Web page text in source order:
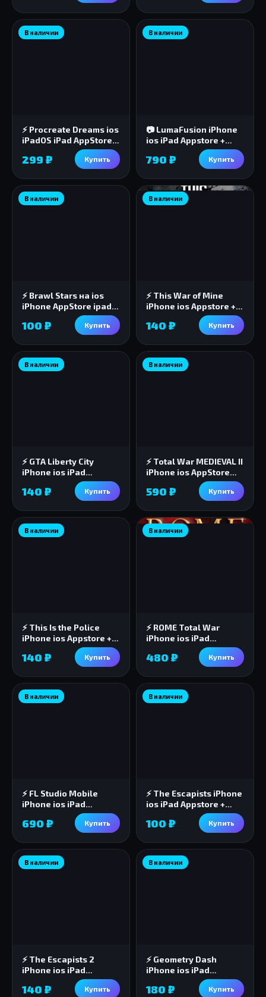
В наличии
⚡️ Procreate Dreams ios
iPadOS iPad AppStore +
299 ₽ Купить
В наличии
📷 LumaFusion iPhone
ios iPad Appstore +
ПОДАРОК 🎁🎈
790 ₽ Купить
В наличии
⚡️ Brawl Stars на ios
iPhone AppStore ipad +
100 ₽ Купить
В наличии
⚡️ This War of Mine
iPhone ios Appstore +
ПОДАРОК 🎁🎈
140 ₽ Купить
В наличии
⚡️ GTA Liberty City
iPhone ios iPad
Appstore + БОНУС 🎁
140 ₽ Купить
В наличии
⚡️ Total War MEDIEVAL II
iPhone ios AppStore
590 ₽ Купить
В наличии
⚡️ This Is the Police
iPhone ios Appstore +
ПОДАРОК🎁🎈
140 ₽ Купить
В наличии
⚡️ ROME Total War
iPhone ios iPad
Appstore + ПОДАРОК 🎁
480 ₽ Купить
В наличии
⚡ FL Studio Mobile
iPhone ios iPad
Appstore + БОНУС 🎁
690 ₽ Купить
В наличии
⚡️ The Escapists iPhone
ios iPad Appstore +
ПОДАРОК🎁🎈
100 ₽ Купить
В наличии
⚡️ The Escapists 2
iPhone ios iPad
Appstore + ПОДАРОК🎁
140 ₽ Купить
В наличии
⚡️ Geometry Dash
iPhone ios iPad
Appstore 🎁🎈
180 ₽ Купить